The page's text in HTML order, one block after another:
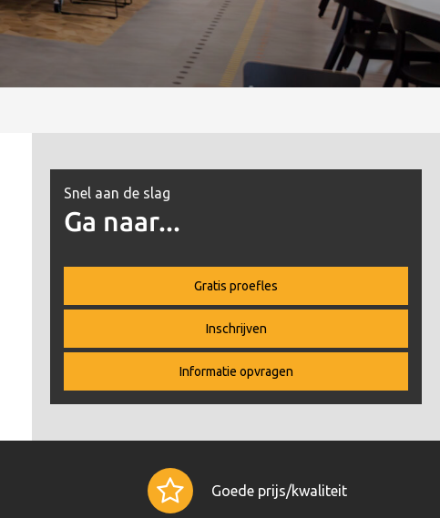
Snel aan de slag
Ga naar...
Gratis proefles
Inschrijven
Informatie opvragen
Goede prijs/kwaliteit